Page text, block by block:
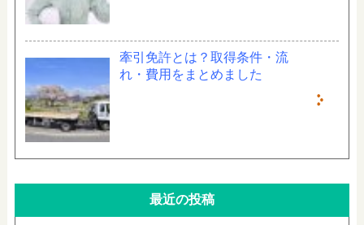
牽引免許とは？取得条件・流
れ・費用をまとめました
最近の投稿